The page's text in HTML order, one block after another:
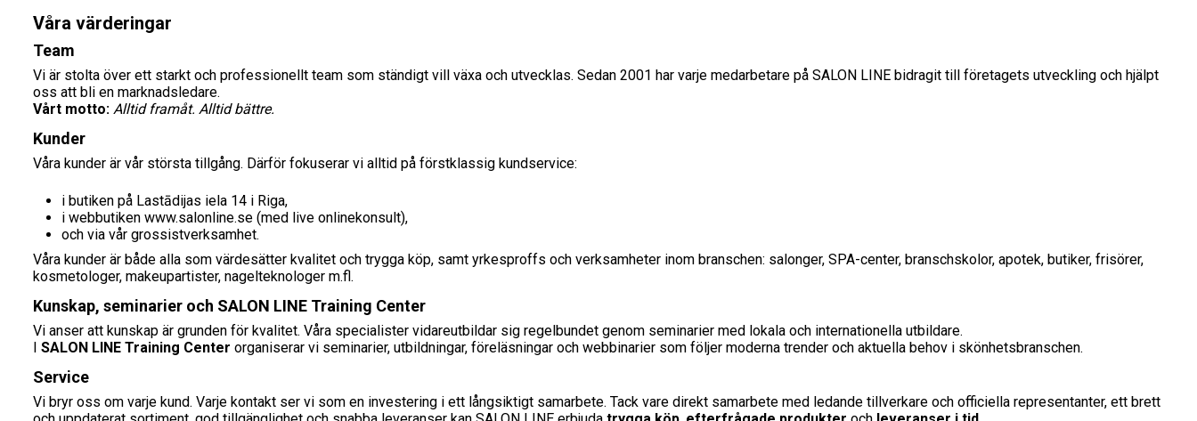
Våra värderingar
Team
Vi är stolta över ett starkt och professionellt team som ständigt vill växa och utvecklas. Sedan 2001 har varje medarbetare på SALON LINE bidragit till företagets utveckling och hjälpt
oss att bli en marknadsledare.
Vårt motto: Alltid framåt. Alltid bättre.
Kunder
Våra kunder är vår största tillgång. Därför fokuserar vi alltid på förstklassig kundservice:
i butiken på Lastādijas iela 14 i Riga,
i webbutiken www.salonline.se (med live onlinekonsult),
och via vår grossistverksamhet.
Våra kunder är både alla som värdesätter kvalitet och trygga köp, samt yrkesproffs och verksamheter inom branschen: salonger, SPA-center, branschskolor, apotek, butiker, frisörer,
kosmetologer, makeupartister, nagelteknologer m.fl.
Kunskap, seminarier och SALON LINE Training Center
Vi anser att kunskap är grunden för kvalitet. Våra specialister vidareutbildar sig regelbundet genom seminarier med lokala och internationella utbildare.
I SALON LINE Training Center organiserar vi seminarier, utbildningar, föreläsningar och webbinarier som följer moderna trender och aktuella behov i skönhetsbranschen.
Service
Vi bryr oss om varje kund. Varje kontakt ser vi som en investering i ett långsiktigt samarbete. Tack vare direkt samarbete med ledande tillverkare och officiella representanter, ett brett